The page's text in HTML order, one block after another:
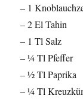
– 1
– 2 El Tahin
– 1 Tl Salz
– ¼ Tl Pfeffer
– ½ Tl Paprika
– ¼ Tl